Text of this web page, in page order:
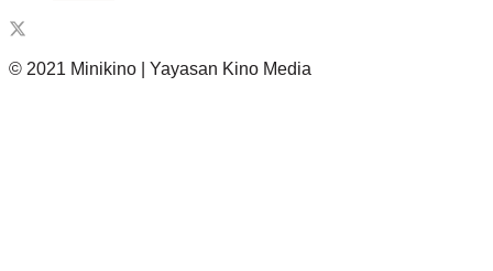
© 2021 Minikino | Yayasan Kino Media